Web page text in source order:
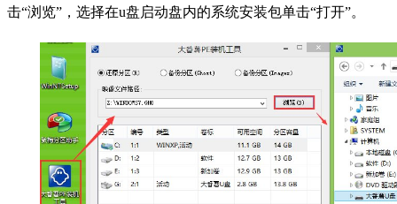
击“浏览”，选择在u盘启动盘内的系统安装包单击“打开”。